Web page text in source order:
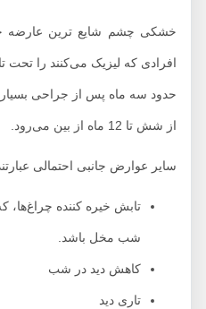
افرادی که لیزیک می‌کنند را تحت تاثیر
حدود سه ماه پس از جراحی بسیار
از شش تا 12 ماه از بین می‌رود.
سایر عوارض جانبی احتمالی عبارتند از:
تابش خیره کننده چراغ‌ها، که
شب مخل باشد.
کاهش دید در شب
تاری دید